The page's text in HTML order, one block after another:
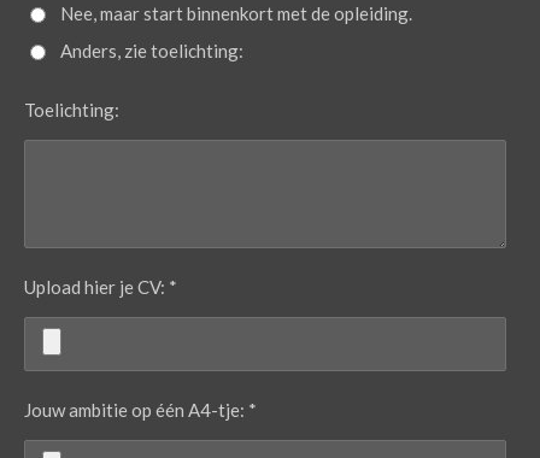
Nee, maar start binnenkort met de opleiding.
Anders, zie toelichting:
Toelichting:
Upload hier je CV: *
Jouw ambitie op één A4-tje: *